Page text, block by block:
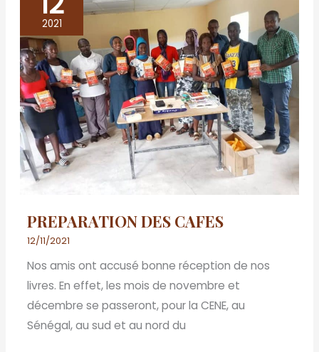
2021
PREPARATION DES CAFES
12/11/2021
Nos amis ont accusé bonne réception de nos
livres. En effet, les mois de novembre et
décembre se passeront, pour la CENE, au
Sénégal, au sud et au nord du
DES
CAFES